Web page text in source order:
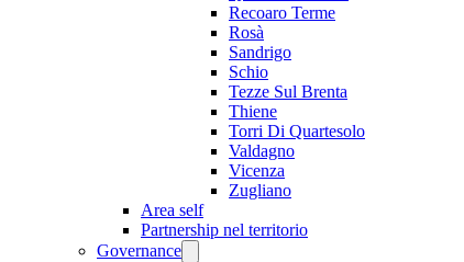
Recoaro Terme
Rosà
Sandrigo
Schio
Tezze Sul Brenta
Thiene
Torri Di Quartesolo
Valdagno
Vicenza
Zugliano
Area self
Partnership nel territorio
Governance